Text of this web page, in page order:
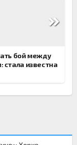
бой между
известна